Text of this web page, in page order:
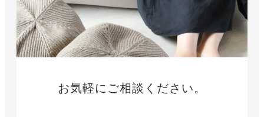
お気軽にご相談ください。